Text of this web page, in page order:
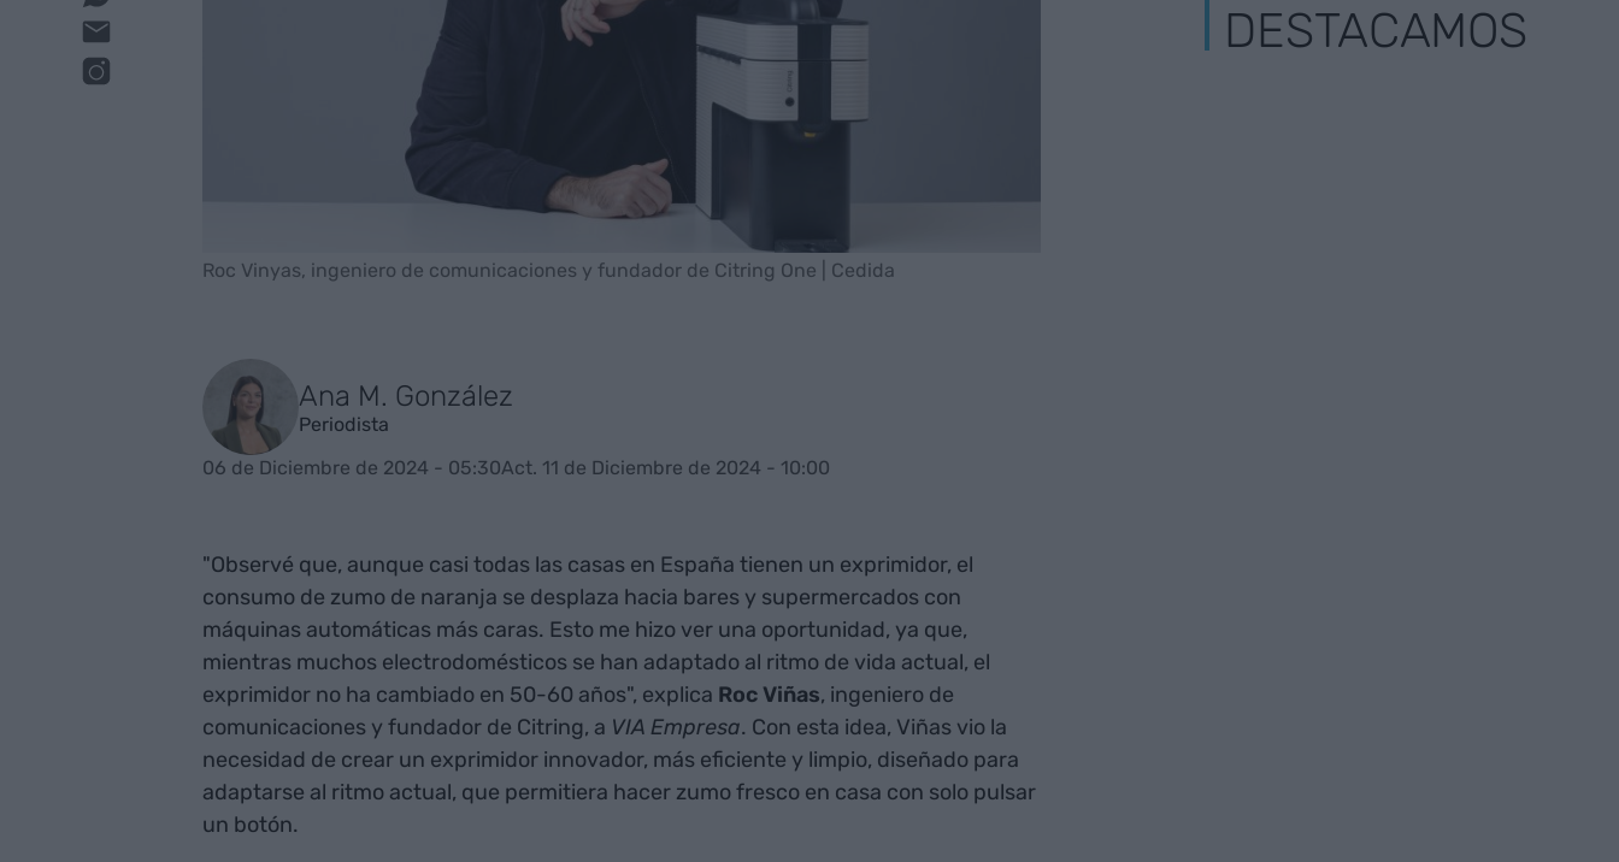
Roc Vinyas, ingeniero de comunicaciones y fundador de Citring One | Cedida
Ana M. González
Periodista
06 de Diciembre de 2024 - 05:30Act. 11 de Diciembre de 2024 - 10:00
"Observé que, aunque casi todas las casas en España tienen un exprimidor, el
consumo de zumo de naranja se desplaza hacia bares y supermercados con
máquinas automáticas más caras. Esto me hizo ver una oportunidad, ya que,
mientras muchos electrodomésticos se han adaptado al ritmo de vida actual, el
exprimidor no ha cambiado en 50-60 años", explica Roc Viñas, ingeniero de
comunicaciones y fundador de Citring, a VIA Empresa. Con esta idea, Viñas vio la
necesidad de crear un exprimidor innovador, más eficiente y limpio, diseñado para
adaptarse al ritmo actual, que permitiera hacer zumo fresco en casa con solo pulsar
un botón.
DESTACAMOS